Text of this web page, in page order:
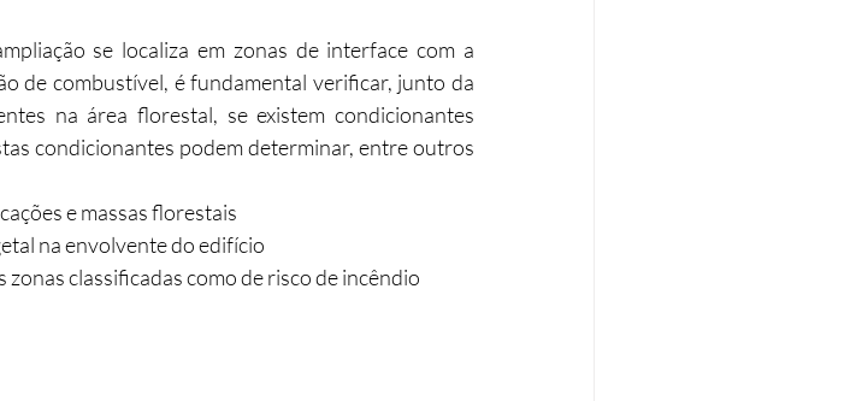
se localiza em zonas de interface com a
de combustível, é fundamental verificar, junto da
na área florestal, se existem condicionantes
condicionantes podem determinar, entre outros
e massas florestais
na envolvente do edifício
classificadas como de risco de incêndio